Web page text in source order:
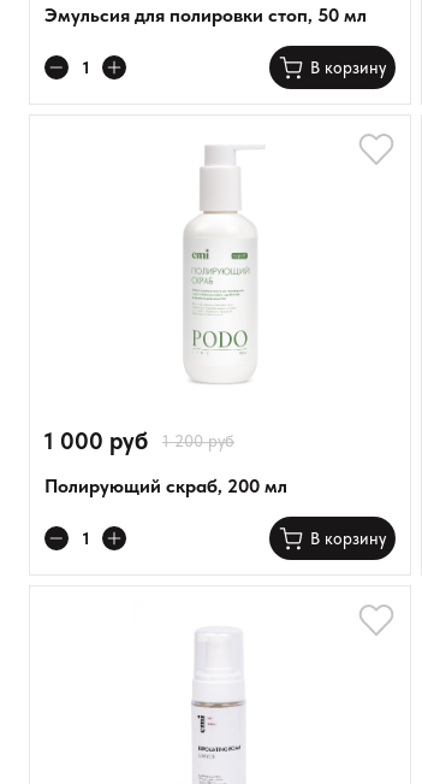
Эмульсия для полировки стоп, 50 мл
В корзину
1 000 руб 1 200 руб
Полирующий скраб, 200 мл
В корзину